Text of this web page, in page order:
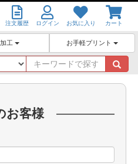
注文履歴 ログイン お気に入り カート
工 お手軽プリント
キ
ー
ワ
お客様